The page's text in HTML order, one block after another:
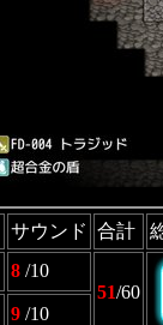
サウンド 合計
8 /10
51/60
9 /10